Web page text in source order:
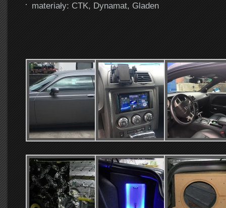
materiały: CTK, Dynamat, Gladen